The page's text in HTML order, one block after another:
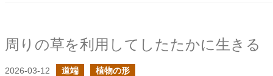
周りの草を利用してしたたかに生きる
2026-03-12 道端 植物の形